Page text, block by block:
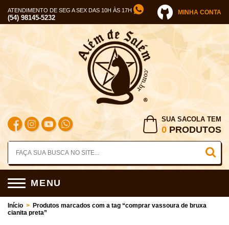
ATENDIMENTO DE SEG A SEX DAS 10H ÀS 17H
(54) 98145-5232
MINHA CONTA
SUA SACOLA TEM
0 PRODUTOS
MENU
Início > Produtos marcados com a tag “comprar vassoura de bruxa
cianita preta”